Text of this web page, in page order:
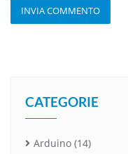
CATEGORIE
Arduino (14)